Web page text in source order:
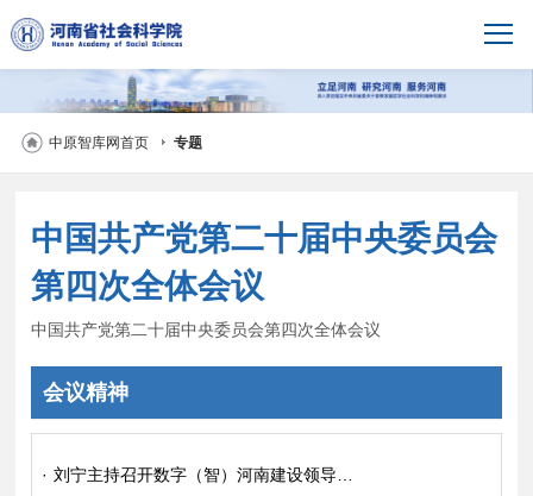
中原智库网首页 专题
中国共产党第二十届中央委员会
第四次全体会议
中国共产党第二十届中央委员会第四次全体会议
会议精神
· 刘宁主持召开数字（智）河南建设领导小组全体会议 加快建设数字河南打造数智强省 以数智赋能高质量发展高效能治理 王凯出席